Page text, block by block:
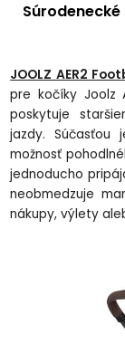
JOOLZ AER2
pre kočíky Joolz
poskytuje
jazdy. Súčasťou
možnosť pohodln
jednoducho
neobmedzuje
nákupy, výlety